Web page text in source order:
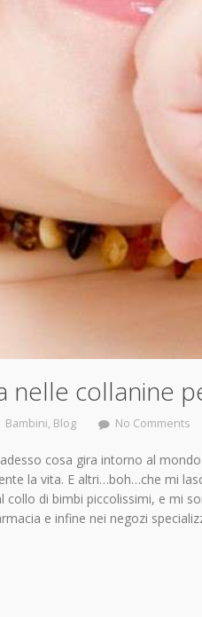
nelle collanine
Bambini, Blog No Comments
cosa gira intorno al
la vita. E altri…boh…che mi
collo di bimbi piccolissimi, e mi
e infine nei negozi